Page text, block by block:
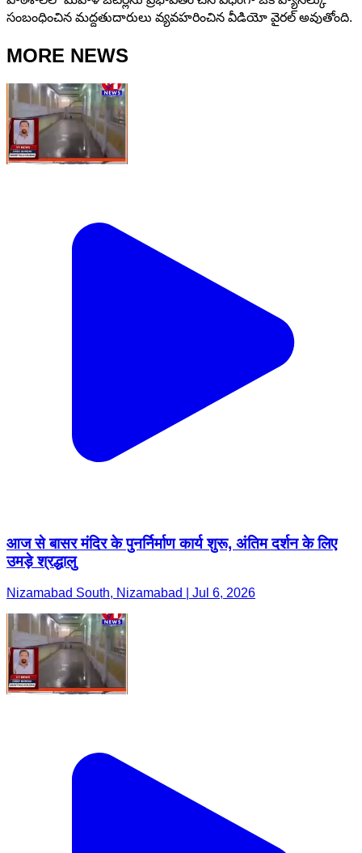
సంబంధించిన మద్దతుదారులు వ్యవహరించిన వీడియో వైరల్ అవుతోంది.
MORE NEWS
आज से बासर मंदिर के पुनर्निर्माण कार्य शुरू, अंतिम दर्शन के लिए
उमड़े श्रद्धालु
Nizamabad South, Nizamabad | Jul 6, 2026